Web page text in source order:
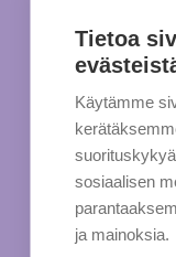
Tietoa
Käytämme
sosiaalisen
ja mainoksia.